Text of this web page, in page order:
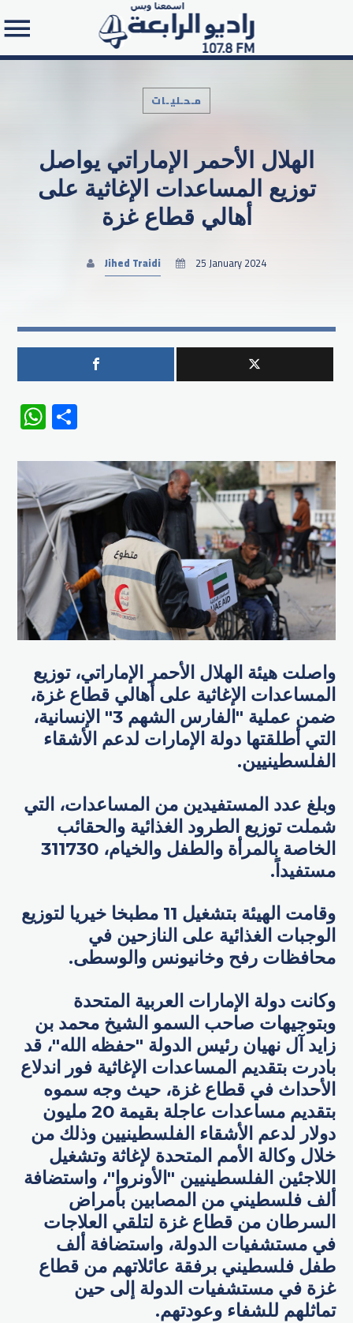
Search in the website:
مـحـليـات
الهلال الأحمر الإماراتي يواصل
توزيع المساعدات الإغاثية على
أهالي قطاع غزة
Jihed Traidi 25 January 2024
WhatsApp
واصلت هيئة الهلال الأحمر الإماراتي، توزيع
المساعدات الإغاثية على أهالي قطاع غزة،
ضمن عملية "الفارس الشهم 3" الإنسانية،
التي أطلقتها دولة الإمارات لدعم الأشقاء
الفلسطينيين.
وبلغ عدد المستفيدين من المساعدات، التي
شملت توزيع الطرود الغذائية والحقائب
الخاصة بالمرأة والطفل والخيام، 311730
مستفيداً.
وقامت الهيئة بتشغيل 11 مطبخا خيريا لتوزيع
الوجبات الغذائية على النازحين في
محافظات رفح وخانيونس والوسطى.
وكانت دولة الإمارات العربية المتحدة
وبتوجيهات صاحب السمو الشيخ محمد بن
زايد آل نهيان رئيس الدولة "حفظه الله"، قد
بادرت بتقديم المساعدات الإغاثية فور اندلاع
الأحداث في قطاع غزة، حيث وجه سموه
بتقديم مساعدات عاجلة بقيمة 20 مليون
دولار لدعم الأشقاء الفلسطينيين وذلك من
خلال وكالة الأمم المتحدة لإغاثة وتشغيل
اللاجئين الفلسطينيين "الأونروا"، واستضافة
ألف فلسطيني من المصابين بأمراض
السرطان من قطاع غزة لتلقي العلاجات
في مستشفيات الدولة، واستضافة ألف
طفل فلسطيني برفقة عائلاتهم من قطاع
غزة في مستشفيات الدولة إلى حين
تماثلهم للشفاء وعودتهم.